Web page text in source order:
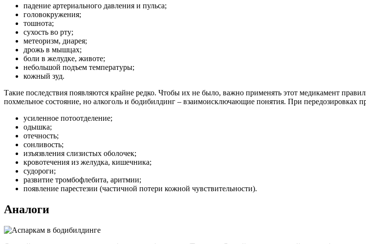
падение артериального давления и пульса;
головокружения;
тошнота;
сухость во рту;
метеоризм, диарея;
дрожь в мышцах;
боли в желудке, животе;
небольшой подъем температуры;
кожный зуд.
Такие последствия появляются крайне редко. Чтобы их не было, важно применять этот медикамент
похмельное состояние, но алкоголь и бодибилдинг – взаимоисключающие понятия. При передозировках
усиленное потоотделение;
одышка;
отечность;
сонливость;
изъязвления слизистых оболочек;
кровотечения из желудка, кишечника;
судороги;
развитие тромбофлебита, аритмии;
появление парестезии (частичной потери кожной чувствительности).
Аналоги